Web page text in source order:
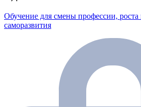
Обучение для смены профессии, роста
саморазвития